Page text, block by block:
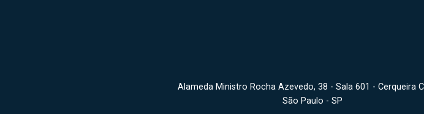
Alameda Ministro Rocha Azevedo, 38 - Sala 601 - Cerqueira
São Paulo - SP